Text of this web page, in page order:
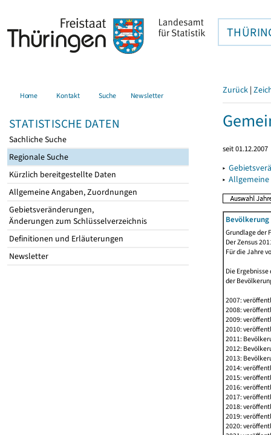
Home Kontakt Suche Newsletter
STATISTISCHE DATEN
Sachliche Suche
Regionale Suche
Kürzlich bereitgestellte Daten
Allgemeine Angaben, Zuordnungen
Gebietsveränderungen,
Änderungen zum Schlüsselverzeichnis
Definitionen und Erläuterungen
Newsletter
Zurück |
seit 01.12.2007
▸
▸
Grundlage der
Der Zensus
Für die Jahre
Die
der
2007:
2008:
2009:
2010:
2011:
2012:
2013:
2014:
2015:
2016:
2017:
2018:
2019:
2020: